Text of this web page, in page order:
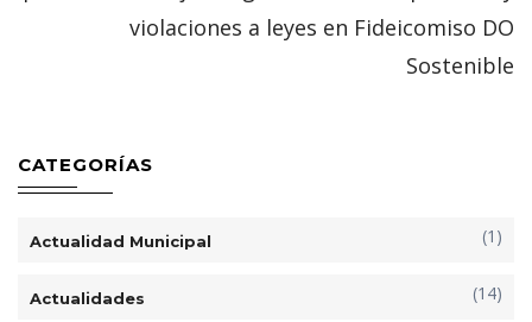
violaciones a leyes en Fideicomiso DO
Sostenible
CATEGORÍAS
Actualidad Municipal (1)
Actualidades (14)